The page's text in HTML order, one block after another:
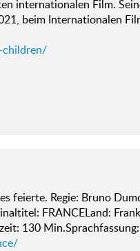
internationalen Film.
beim Internationalen
feierte. Regie: Bruno
FRANCELand:
130